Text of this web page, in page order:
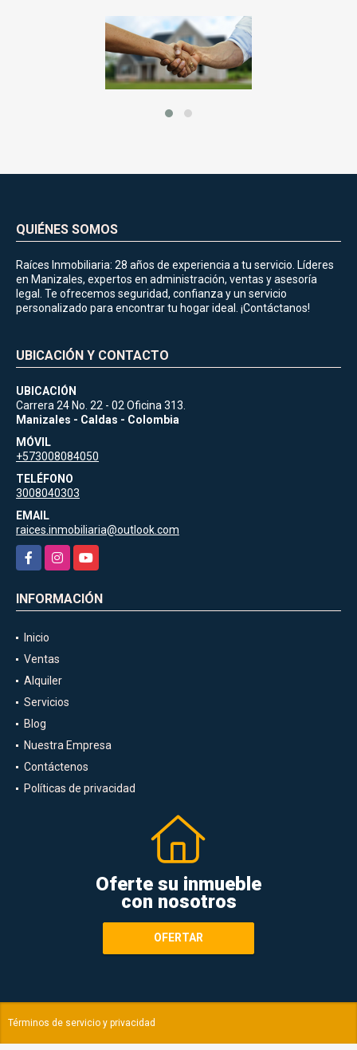
QUIÉNES SOMOS
Raíces Inmobiliaria: 28 años de experiencia a tu servicio. Líderes
en Manizales, expertos en administración, ventas y asesoría
legal. Te ofrecemos seguridad, confianza y un servicio
personalizado para encontrar tu hogar ideal. ¡Contáctanos!
UBICACIÓN Y CONTACTO
UBICACIÓN
Carrera 24 No. 22 - 02 Oficina 313.
Manizales - Caldas - Colombia
MÓVIL
+573008084050
TELÉFONO
3008040303
EMAIL
raices.inmobiliaria@outlook.com
FacebookInstagramYouTube
INFORMACIÓN
Inicio
Ventas
Alquiler
Servicios
Blog
Nuestra Empresa
Contáctenos
Políticas de privacidad
Oferte su inmueble
con nosotros
OFERTAR
Términos de servicio y privacidad